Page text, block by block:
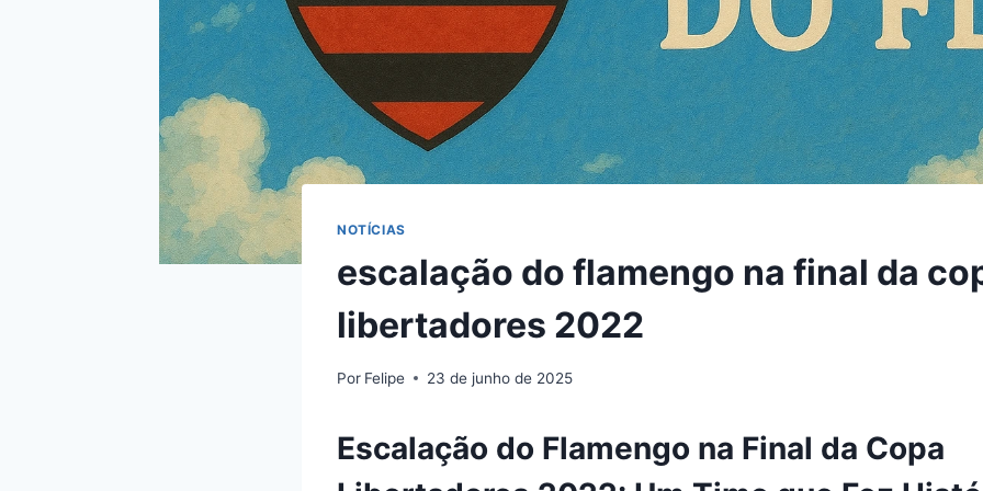
NOTÍCIAS
escalação do flamengo na final da
libertadores 2022
Por Felipe 23 de junho de 2025
Escalação do Flamengo na Final da Copa